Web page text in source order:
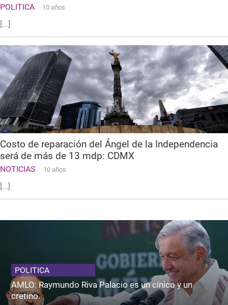
POLITICA 10 años
[...]
Costo de reparación del Ángel de la Independencia
será de más de 13 mdp: CDMX
NOTICIAS 10 años
[...]
POLITICA
AMLO: Raymundo Riva Palacio es un cínico y un
cretino.